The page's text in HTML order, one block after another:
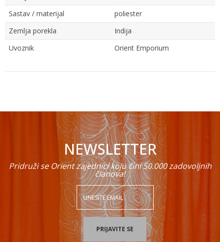
Sastav / materijal
poliester
Zemlja porekla
Indija
Uvoznik
Orient Emporium
NEWSLETTER
Pridruži se Orient zajednici koju čini 50.000 zadovoljnih
članova!
PRIJAVITE SE